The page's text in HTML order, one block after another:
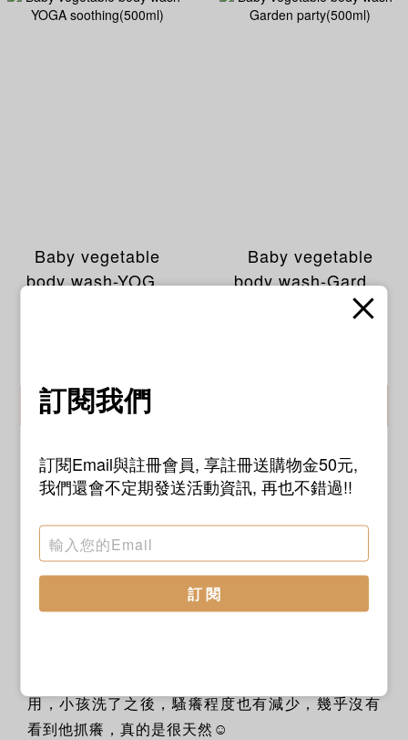
Baby vegetable
body wash-YOGA
ADD TO CART
Baby vegetable
body wash-Garden
party(500ml)
好評推薦
⭐⭐⭐⭐⭐
用，小孩洗了之後，騷癢程度也有減少，幾乎沒有
看到他抓癢，真的是很天然☺️
訂閱我們
訂閱Email與註冊會員, 享註冊送購物金50元,
我們還會不定期發送活動資訊, 再也不錯過!!
訂 閱